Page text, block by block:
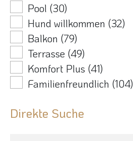
Pool (30)
Hund willkommen (32)
Balkon (79)
Terrasse (49)
Komfort Plus (41)
Familienfreundlich (104)
Direkte Suche